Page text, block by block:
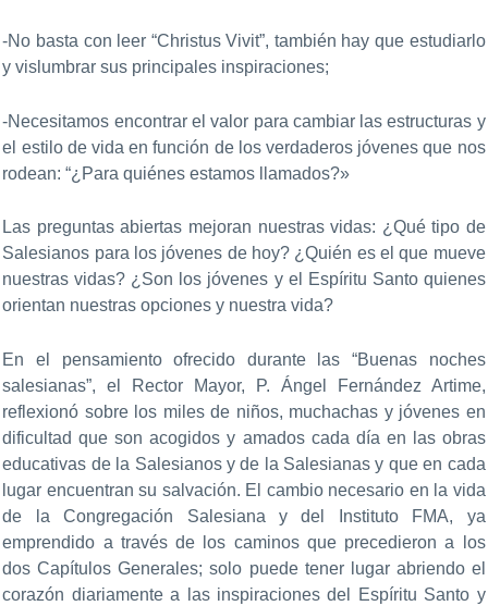
-No basta con leer “Christus Vivit”, también hay que estudiarlo
y vislumbrar sus principales inspiraciones;
-Necesitamos encontrar el valor para cambiar las estructuras y
el estilo de vida en función de los verdaderos jóvenes que nos
rodean: “¿Para quiénes estamos llamados?»
Las preguntas abiertas mejoran nuestras vidas: ¿Qué tipo de
Salesianos para los jóvenes de hoy? ¿Quién es el que mueve
nuestras vidas? ¿Son los jóvenes y el Espíritu Santo quienes
orientan nuestras opciones y nuestra vida?
En el pensamiento ofrecido durante las “Buenas noches
salesianas”, el Rector Mayor, P. Ángel Fernández Artime,
reflexionó sobre los miles de niños, muchachas y jóvenes en
dificultad que son acogidos y amados cada día en las obras
educativas de la Salesianos y de la Salesianas y que en cada
lugar encuentran su salvación. El cambio necesario en la vida
de la Congregación Salesiana y del Instituto FMA, ya
emprendido a través de los caminos que precedieron a los
dos Capítulos Generales; solo puede tener lugar abriendo el
corazón diariamente a las inspiraciones del Espíritu Santo y